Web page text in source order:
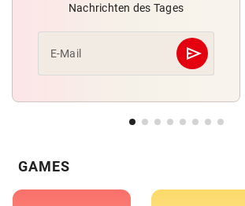
Nachrichten des Tages
E-Mail send
Abschicken
GAMES